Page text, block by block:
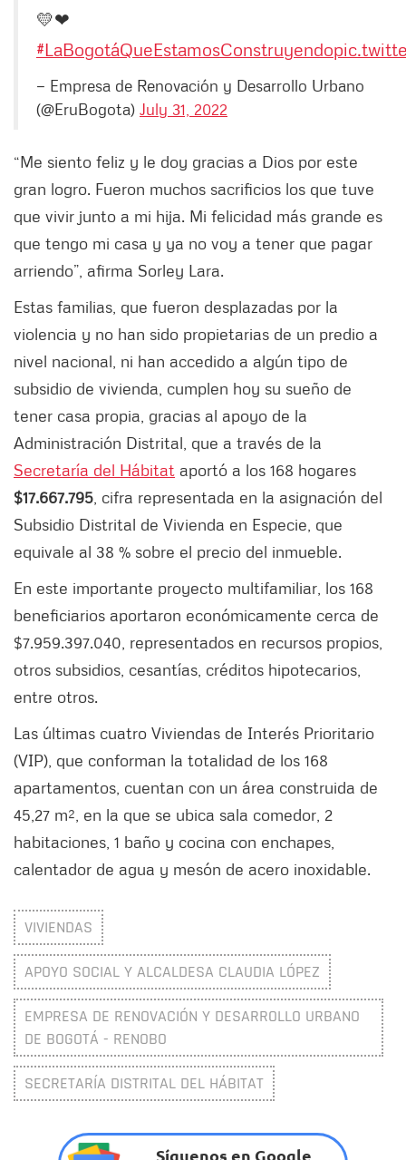
💛❤
#LaBogotáQueEstamosConstruyendo
— Empresa de Renovación y Desarrollo Urbano
(@EruBogota) July 31, 2022
“Me siento feliz y le doy gracias a Dios por este
gran logro. Fueron muchos sacrificios los que tuve
que vivir junto a mi hija. Mi felicidad más grande es
que tengo mi casa y ya no voy a tener que pagar
arriendo”, afirma Sorley Lara.
Estas familias, que fueron desplazadas por la
violencia y no han sido propietarias de un predio a
nivel nacional, ni han accedido a algún tipo de
subsidio de vivienda, cumplen hoy su sueño de
tener casa propia, gracias al apoyo de la
Administración Distrital, que a través de la
Secretaría del Hábitat aportó a los 168 hogares
$17.667.795 , cifra representada en la asignación del
Subsidio Distrital de Vivienda en Especie, que
equivale al 38 % sobre el precio del inmueble.
En este importante proyecto multifamiliar, los 168
beneficiarios aportaron económicamente cerca de
$7.959.397.040, representados en recursos propios,
otros subsidios, cesantías, créditos hipotecarios,
entre otros.
Las últimas cuatro Viviendas de Interés Prioritario
(VIP), que conforman la totalidad de los 168
apartamentos, cuentan con un área construida de
45,27 m², en la que se ubica sala comedor, 2
habitaciones, 1 baño y cocina con enchapes,
calentador de agua y mesón de acero inoxidable.
VIVIENDAS
APOYO SOCIAL Y ALCALDESA CLAUDIA LÓPEZ
EMPRESA DE RENOVACIÓN Y DESARROLLO URBANO
DE BOGOTÁ - RENOBO
SECRETARÍA DISTRITAL DEL HÁBITAT
Síguenos en Google